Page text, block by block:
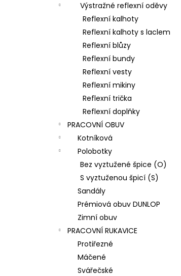
Výstražné reflexní oděvy
Reflexní kalhoty
Reflexní kalhoty s laclem
Reflexní blůzy
Reflexní bundy
Reflexní vesty
Reflexní mikiny
Reflexní trička
Reflexní doplňky
PRACOVNÍ OBUV
Kotníková
Polobotky
Bez vyztužené špice (O)
S vyztuženou špicí (S)
Sandály
Prémiová obuv DUNLOP
Zimní obuv
PRACOVNÍ RUKAVICE
Protiřezné
Máčené
Svářečské